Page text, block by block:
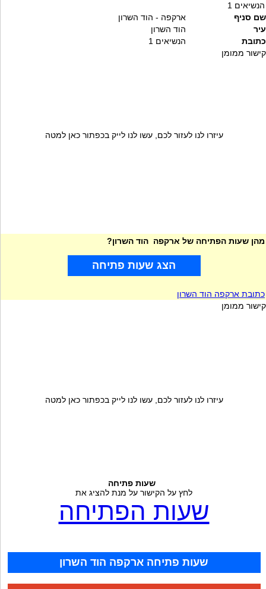
הנשיאים 1
שם סניף
ארקפה - הוד השרון
עיר
הוד השרון
כתובת
הנשיאים 1
קישור ממומן
עיזרו לנו לעזור לכם, עשו לנו לייק בכפתור כאן למטה
מהן שעות הפתיחה של ארקפה הוד השרון?
הצג שעות פתיחה
כתובת ארקפה הוד השרון
קישור ממומן
עיזרו לנו לעזור לכם, עשו לנו לייק בכפתור כאן למטה
שעות פתיחה
לחץ על הקישור על מנת להציג את
שעות הפתיחה
שעות פתיחה ארקפה הוד השרון